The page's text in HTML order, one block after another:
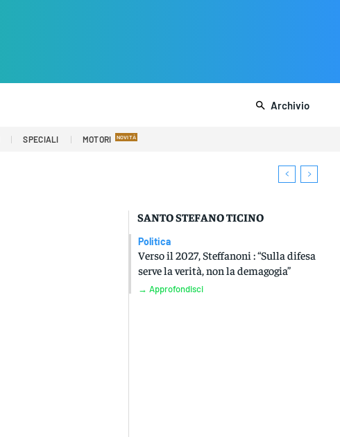
Archivio
SPECIALI MOTORI
SANTO STEFANO TICINO
Politica
Verso il 2027, Steffanoni : “Sulla difesa
serve la verità, non la demagogia”
→ Approfondisci